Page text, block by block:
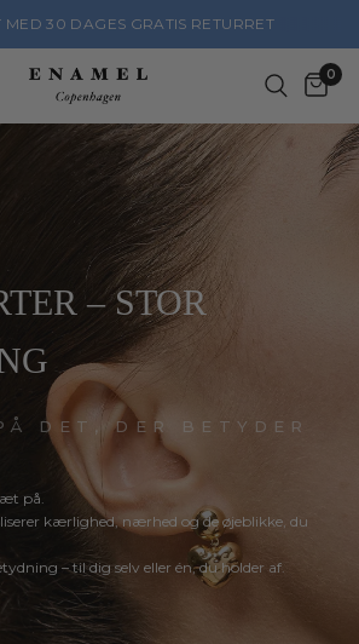
MED 30 DAGES GRATIS RETURRET
0
– STOR
DET, DER BETYDER
på.
kærlighed, nærhed og de øjeblikke, du
– til dig selv eller én, du holder af.